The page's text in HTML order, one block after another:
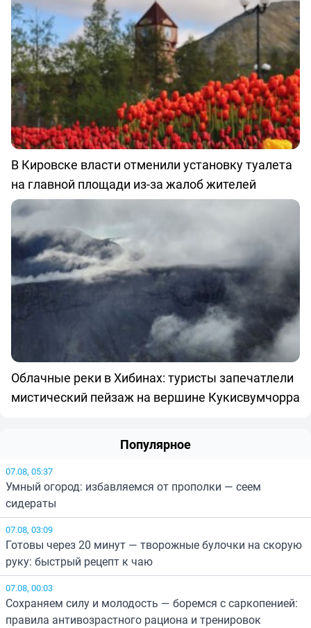
В Кировске власти отменили установку туалета
на главной площади из-за жалоб жителей
Облачные реки в Хибинах: туристы запечатлели
мистический пейзаж на вершине Кукисвумчорра
Популярное
07.08, 05:37
Умный огород: избавляемся от прополки — сеем
сидераты
07.08, 03:09
Готовы через 20 минут — творожные булочки на скорую
руку: быстрый рецепт к чаю
07.08, 00:03
Сохраняем силу и молодость — боремся с саркопенией:
правила антивозрастного рациона и тренировок